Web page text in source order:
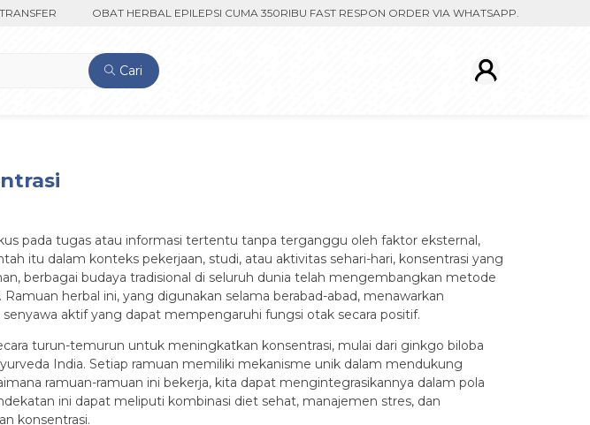
OBAT HERBAL EPILEPSI CUMA 350RIBU FAST RESPON ORDER VIA WHATSAPP. PENGIRIMAN
Cari
pada tugas atau informasi tertentu tanpa terganggu oleh faktor eksternal,
itu dalam konteks pekerjaan, studi, atau aktivitas sehari-hari, konsentrasi yang
berbagai budaya tradisional di seluruh dunia telah mengembangkan metode
herbal ini, yang digunakan selama berabad-abad, menawarkan
aktif yang dapat mempengaruhi fungsi otak secara positif.
turun-temurun untuk meningkatkan konsentrasi, mulai dari ginkgo biloba
India. Setiap ramuan memiliki mekanisme unik dalam mendukung
ramuan-ramuan ini bekerja, kita dapat mengintegrasikannya dalam pola
ini dapat meliputi kombinasi diet sehat, manajemen stres, dan
konsentrasi.